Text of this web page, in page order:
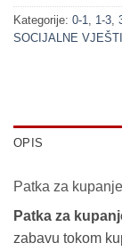
Kategorije: 0-1 1-3
SOCIJALNE
OPIS
Patka za
Patka za
zabavu tokom